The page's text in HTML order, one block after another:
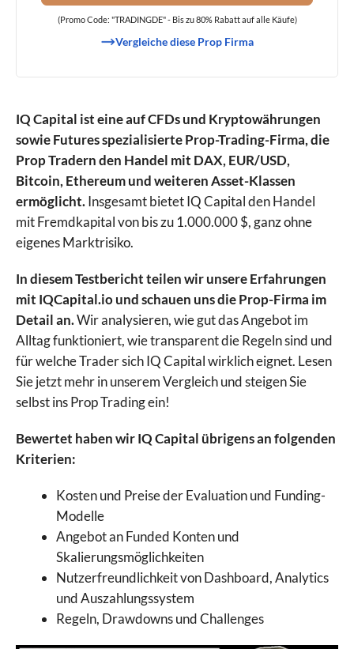
(Promo Code: "TRADINGDE" - Bis zu 80% Rabatt auf alle Käufe)
Vergleiche diese Prop Firma
IQ Capital ist eine auf CFDs und Kryptowährungen
sowie Futures spezialisierte Prop-Trading-Firma, die
Prop Tradern den Handel mit DAX, EUR/USD,
Bitcoin, Ethereum und weiteren Asset-Klassen
ermöglicht.Insgesamt bietet IQ Capital den Handel
mit Fremdkapital von bis zu 1.000.000 $, ganz ohne
eigenes Marktrisiko.
In diesem Testbericht teilen wir unsere Erfahrungen
mit IQCapital.io und schauen uns die Prop-Firma im
Detail an.Wir analysieren, wie gut das Angebot im
Alltag funktioniert, wie transparent die Regeln sind und
für welche Trader sich IQ Capital wirklich eignet. Lesen
Sie jetzt mehr in unserem Vergleich und steigen Sie
selbst ins Prop Trading ein!
Bewertet haben wir IQ Capital übrigens an folgenden
Kriterien:
Kosten und Preise der Evaluation und Funding-
Modelle
Angebot an Funded Konten und
Skalierungsmöglichkeiten
Nutzerfreundlichkeit von Dashboard, Analytics
und Auszahlungssystem
Regeln, Drawdowns und Challenges